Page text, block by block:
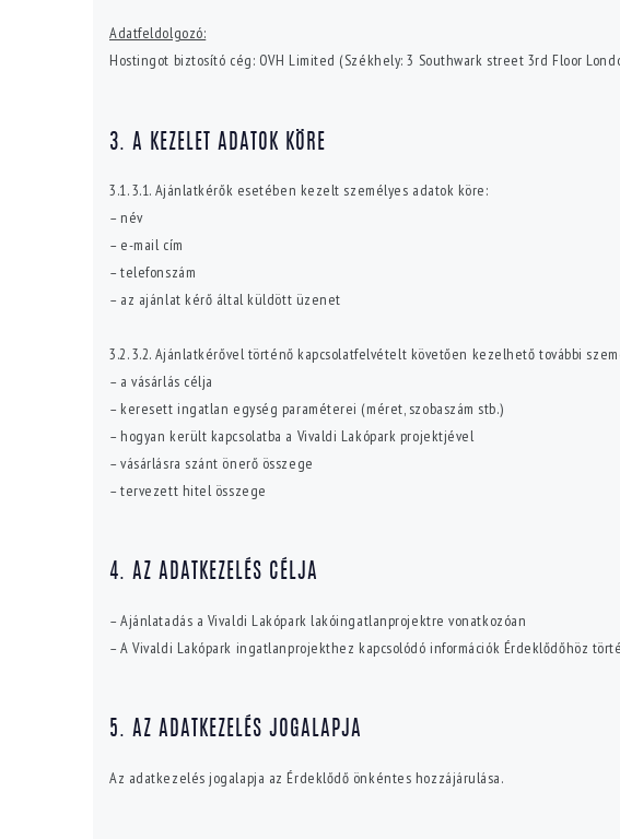
Adatfeldolgozó:
Hostingot biztosító cég: OVH Limited (Székhely: 3 Southwark street 3rd Floor
3. A KEZELET ADATOK KÖRE
3.1. 3.1. Ajánlatkérők esetében kezelt személyes adatok köre:
– név
– e-mail cím
– telefonszám
– az ajánlat kérő által küldött üzenet
3.2. 3.2. Ajánlatkérővel történő kapcsolatfelvételt követően kezelhető további
– a vásárlás célja
– keresett ingatlan egység paraméterei (méret, szobaszám stb.)
– hogyan került kapcsolatba a Vivaldi Lakópark projektjével
– vásárlásra szánt önerő összege
– tervezett hitel összege
4. AZ ADATKEZELÉS CÉLJA
– Ajánlatadás a Vivaldi Lakópark lakóingatlanprojektre vonatkozóan
– A Vivaldi Lakópark ingatlanprojekthez kapcsolódó információk Érdeklődőhöz
5. AZ ADATKEZELÉS JOGALAPJA
Az adatkezelés jogalapja az Érdeklődő önkéntes hozzájárulása.